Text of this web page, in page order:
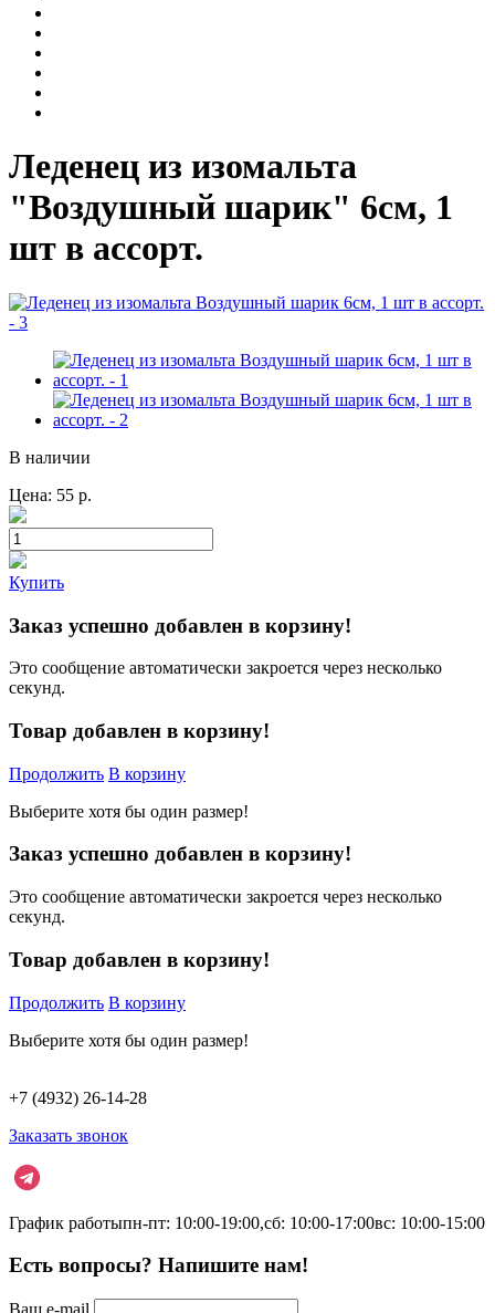
Леденец из изомальта
"Воздушный шарик" 6см, 1
шт в ассорт.
В наличии
Цена: 55 р.
Купить
Заказ успешно добавлен в корзину!
Это сообщение автоматически закроется через несколько
секунд.
Товар добавлен в корзину!
Продолжить В корзину
Выберите хотя бы один размер!
Заказ успешно добавлен в корзину!
Это сообщение автоматически закроется через несколько
секунд.
Товар добавлен в корзину!
Продолжить В корзину
Выберите хотя бы один размер!
+7 (4932) 26-14-28
Заказать звонок
График работыпн-пт: 10:00-19:00,сб: 10:00-17:00вс: 10:00-15:00
Есть вопросы? Напишите нам!
Ваш e-mail